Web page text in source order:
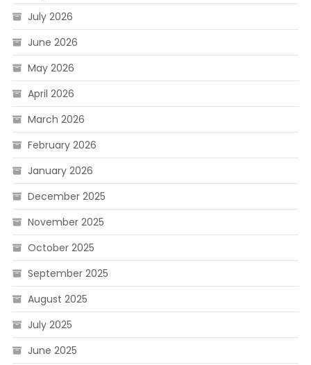
July 2026
June 2026
May 2026
April 2026
March 2026
February 2026
January 2026
December 2025
November 2025
October 2025
September 2025
August 2025
July 2025
June 2025